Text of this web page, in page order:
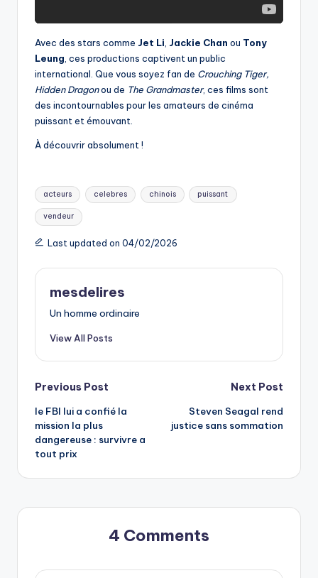
Avec des stars comme Jet Li Jackie Chan ou Tony
Leung , ces productions captivent un public
international. Que vous soyez fan de Crouching Tiger,
Hidden Dragonou de The Grandmaster, ces films sont
des incontournables pour les amateurs de cinéma
puissant et émouvant.
À découvrir absolument !
Tags:
acteurs celebres chinois puissant
vendeur
Last updated on 04/02/2026
mesdelires
Un homme ordinaire
View All Posts
Post
navigation
Previous Post
le FBI lui a confié la
mission la plus
dangereuse : survivre a
tout prix
Next Post
Steven Seagal rend
justice sans sommation
4 Comments